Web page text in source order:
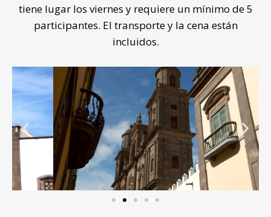
tiene lugar los viernes y requiere un mínimo de 5
participantes. El transporte y la cena están
incluidos.